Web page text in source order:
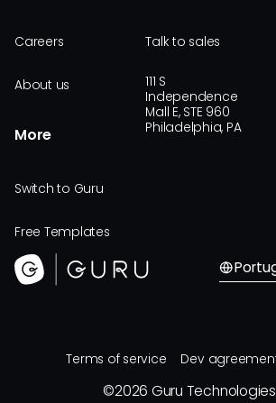
Careers
About us
More
Switch to Guru
Free Templates
Talk to sales
111 S
Independence
Mall E, STE 960
Philadelphia, PA
Terms of service Dev
©2026 Guru